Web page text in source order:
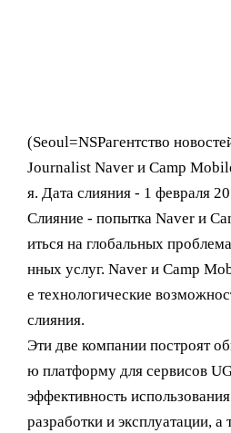
(Seoul= NSPагентство
Journalist Naver и Camp
я. Дата слияния - 1 февраля
Слияние - попытка Naver и
иться на глобальных
нных услуг. Naver и Camp
е технологические
слияния.
Эти две компании построят
ю платформу для сервисов
эффективность
разработки и эксплуатации, а